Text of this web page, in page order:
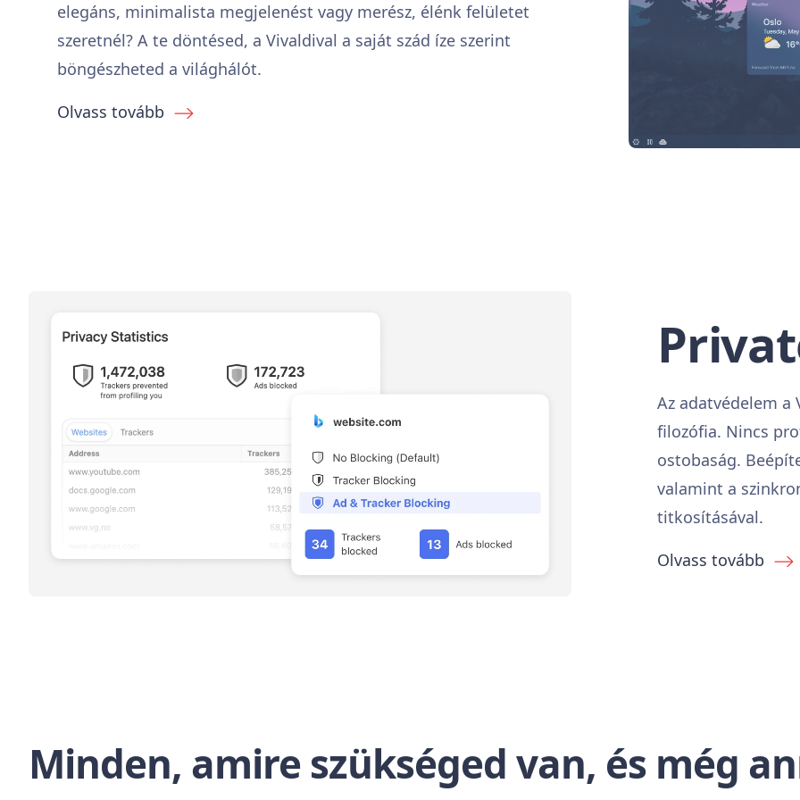
elegáns, minimalista megjelenést vagy merész, élénk felületet
szeretnél? A te döntésed, a Vivaldival a saját szád íze szerint
böngészheted a világhálót.
Olvass tovább
Az adatvédelem a
filozófia. Nincs
ostobaság.
valamint a
titkosításával.
Olvass tovább
Minden, amire szükséged van, és még